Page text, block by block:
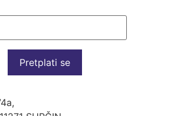
Pretplati se